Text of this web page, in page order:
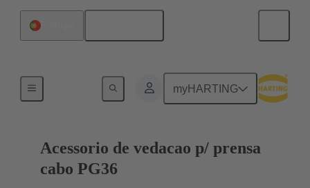
myHARTING
Acessorio de vedacao p/ prensa
cabo PG36